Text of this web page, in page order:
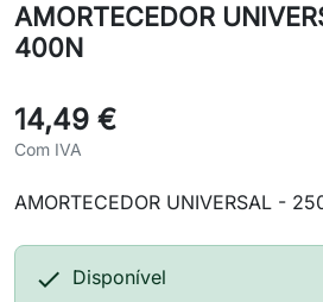
AMORTECEDOR
400N
14,49 €
Com IVA
AMORTECEDOR UNIVERSAL -
 Disponível